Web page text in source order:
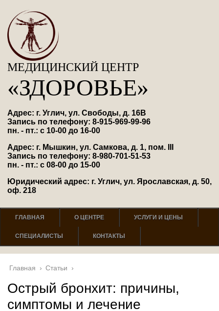
МЕДИЦИНСКИЙ ЦЕНТР
«ЗДОРОВЬЕ»
Адрес: г. Углич, ул. Свободы, д. 16В
Запись по телефону: 8-915-969-99-96
пн. - пт.: с 10-00 до 16-00
Адрес: г. Мышкин, ул. Самкова, д. 1, пом. III
Запись по телефону: 8-980-701-51-53
пн. - пт.: с 08-00 до 15-00
Юридический адрес: г. Углич, ул. Ярославская, д. 50,
оф. 218
ГЛАВНАЯ О ЦЕНТРЕ УСЛУГИ И ЦЕНЫ
СПЕЦИАЛИСТЫ КОНТАКТЫ
Главная › Статьи ›
Острый бронхит: причины,
симптомы и лечение